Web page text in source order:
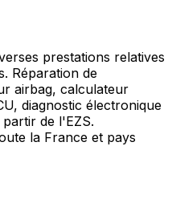
prestations relatives
Réparation de
airbag, calculateur
diagnostic électronique
de l'EZS.
la France et pays